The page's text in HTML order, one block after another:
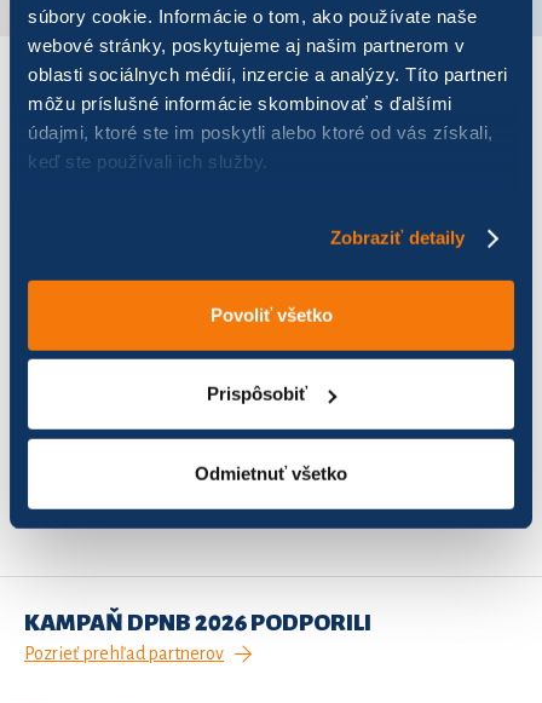
súbory cookie. Informácie o tom, ako používate naše
webové stránky, poskytujeme aj našim partnerom v
oblasti sociálnych médií, inzercie a analýzy. Títo partneri
môžu príslušné informácie skombinovať s ďalšími
údajmi, ktoré ste im poskytli alebo ktoré od vás získali,
keď ste používali ich služby.
Zobraziť detaily
Povoliť všetko
Prispôsobiť
Odmietnuť všetko
VÝSLEDKY PRE ROK 2024
Počet jázd Najazdených km
Záznamy 1 až 1 z celkom 1
KAMPAŇ DPNB 2026 PODPORILI
Pozrieť prehľad partnerov